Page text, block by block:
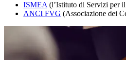
ISMEA (l’Istituto di Servizi per
ANCI FVG (Associazione dei